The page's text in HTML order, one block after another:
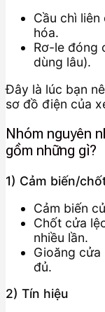
Cầu chì
hóa.
Rơ-le đóng
dùng lâu).
Đây là lúc bạn
sơ đồ điện của
Nhóm nguyên
gồm những gì?
1) Cảm biến/
Cảm biến
Chốt cửa
nhiều lần.
Gioăng cửa
đủ.
2) Tín hiệu